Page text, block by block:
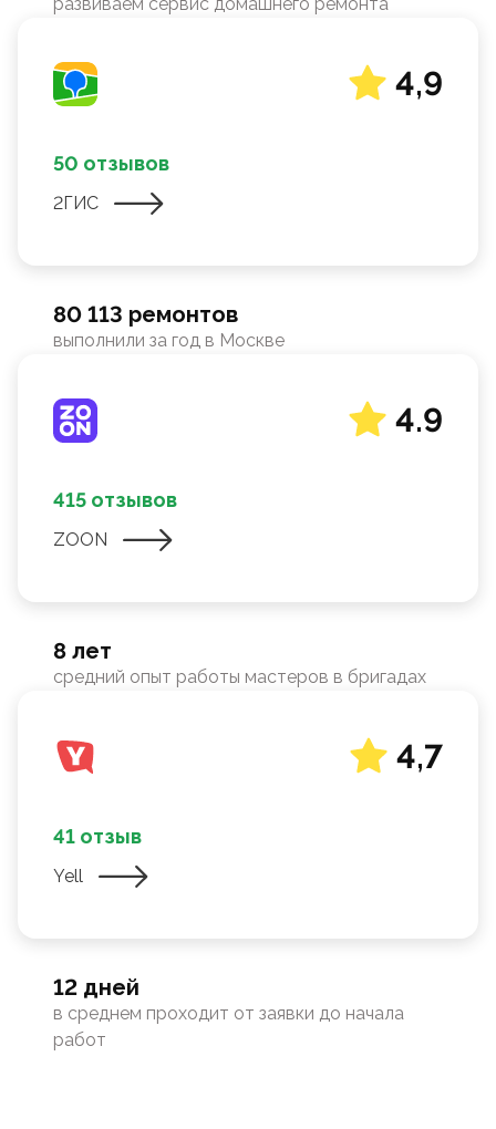
4,9
50 отзывов
2ГИС
80 113 ремонтов
выполнили за год в Москве
4.9
415 отзывов
ZOON
8 лет
средний опыт работы мастеров в бригадах
4,7
41 отзыв
Yell
12 дней
в среднем проходит от заявки до начала
работ